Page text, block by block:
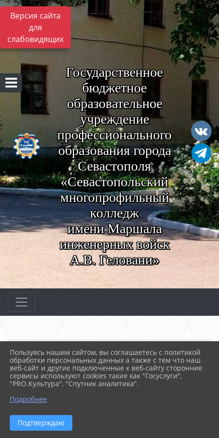
Версия сайта
для
слабовидящих
Государственное
бюджетное
образовательное
учреждение
профессионального
образования города
Севастополя
«Севастопольский
многопрофильный
колледж
имени Маршала
инженерных войск
А.В. Геловани»
Главная МЕРОПРИЯТИЯ
Новости
В добрый путь, выпускн...
04.07.2024 06:19
В ДОБРЫЙ ПУТЬ, ВЫПУСКНИКИ!
Пользуясь нашим сайтом, вы соглашаетесь с политикой
обработки персональных данных а также с тем что наш
веб-сайт и другие подключенные к веб-сайту сторонние
сервисы используют cookies такие как "Госуслуги",
"PRO.Культура", "Спутник аналитика".
Подробнее
Подтверждаю